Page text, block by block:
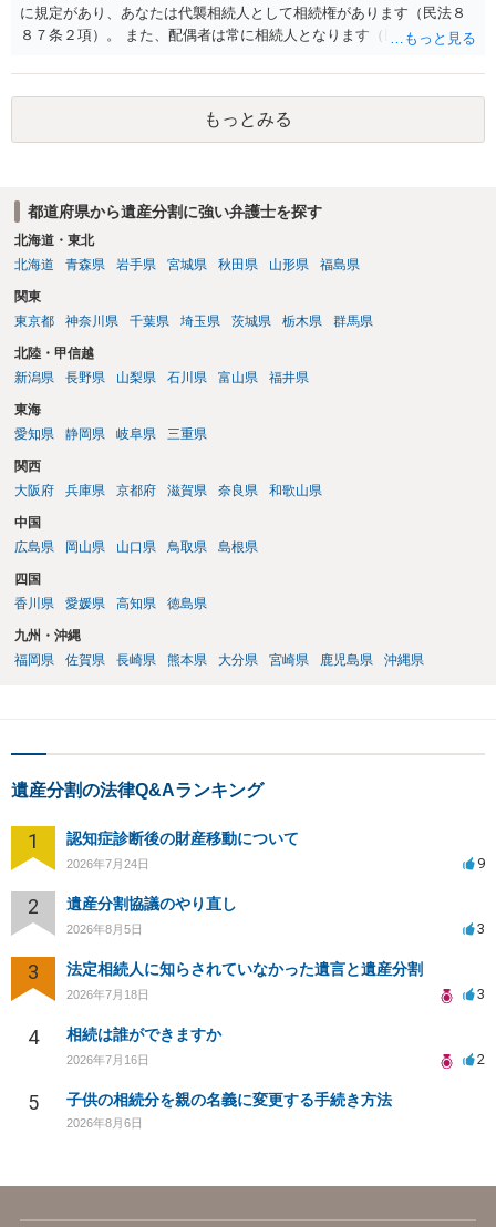
に規定があり、あなたは代襲相続人として相続権があります（民法８
８７条２項）。 また、配偶者は常に相続人となります（民法８９０
も相続権があります。つまり、孫５人に加えて「おじ又はおば」にも
相続権がある可能性があります。
もっとみる
都道府県から遺産分割に強い弁護士を探す
北海道・東北
北海道
青森県 岩手県 宮城県 秋田県 山形県 福島県
関東
東京都
神奈川県 千葉県 埼玉県 茨城県 栃木県 群馬県
北陸・甲信越
新潟県
長野県 山梨県 石川県 富山県 福井県
東海
愛知県
静岡県 岐阜県 三重県
関西
大阪府
兵庫県 京都府 滋賀県 奈良県 和歌山県
中国
広島県
岡山県 山口県 鳥取県 島根県
四国
香川県
愛媛県 高知県 徳島県
九州・沖縄
福岡県
佐賀県 長崎県 熊本県 大分県 宮崎県 鹿児島県 沖縄県
遺産分割の法律Q&Aランキング
1 認知症診断後の財産移動について
2026年7月24日 9
2 遺産分割協議のやり直し
2026年8月5日 3
3 法定相続人に知らされていなかった遺言と遺産分割
2026年7月18日 3
4 相続は誰ができますか
2026年7月16日 2
5 子供の相続分を親の名義に変更する手続き方法
2026年8月6日